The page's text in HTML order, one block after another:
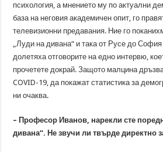
психология, а мнението му по актуални
база на неговия академичен опит, го
телевизионни предавания. Ние го
„Луди на дивана“ и така от Русе до
долетяха отговорите на едно интервю,
прочетете докрай. Защото малцина
COVID-19, да покажат статистика за
ни очаква.
– Професор Иванов, нарекли сте
дивана“. Не звучи ли твърде директно